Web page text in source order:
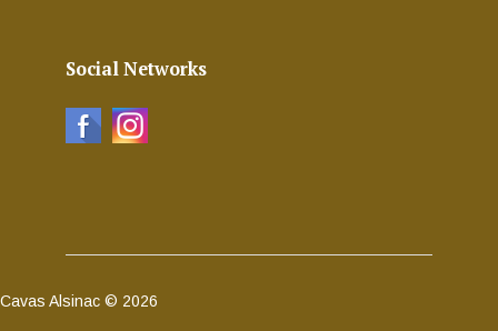
Social Networks
Cavas Alsinac © 2026